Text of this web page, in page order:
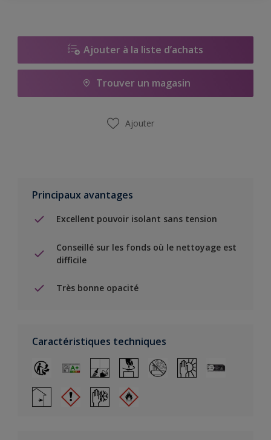
Ajouter à la liste d’achats
Trouver un magasin
Ajouter
Principaux avantages
Excellent pouvoir isolant sans tension
Conseillé sur les fonds où le nettoyage est
difficile
Très bonne opacité
Caractéristiques techniques